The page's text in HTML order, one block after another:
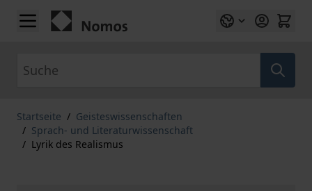
Zum Inhalt springen
Startseite / Geisteswissenschaften
/ Sprach- und Literaturwissenschaft
/ Lyrik des Realismus